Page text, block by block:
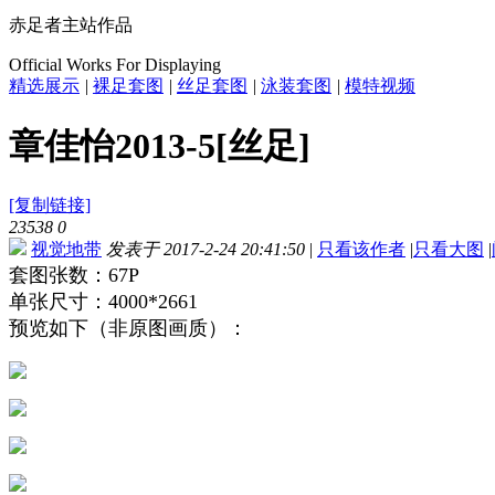
赤足者主站作品
Official Works For Displaying
精选展示 | 裸足套图 | 丝足套图 | 泳装套图 | 模特视频
章佳怡2013-5[丝足]
[复制链接]
23538 0
视觉地带 发表于 2017-2-24 20:41:50 | 只看该作者 |只看大图 |
套图张数：67P
单张尺寸：4000*2661
预览如下（非原图画质）：